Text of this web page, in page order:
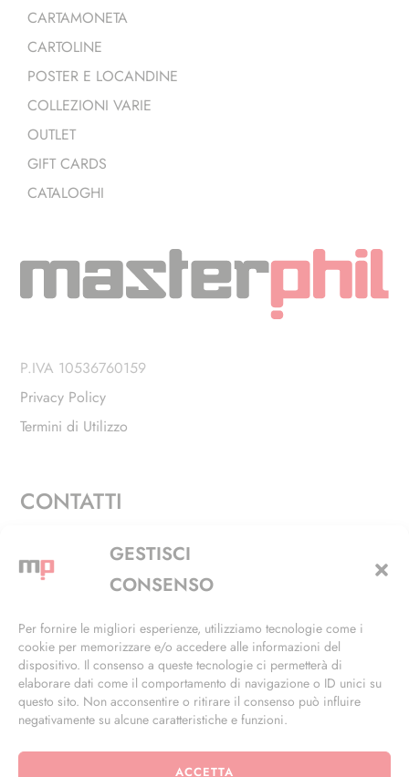
GESTISCI
CONSENSO
Per fornire le migliori esperienze, utilizziamo tecnologie come i
cookie per memorizzare e/o accedere alle informazioni del
dispositivo. Il consenso a queste tecnologie ci permetterà di
elaborare dati come il comportamento di navigazione o ID unici su
questo sito. Non acconsentire o ritirare il consenso può influire
negativamente su alcune caratteristiche e funzioni.
ACCETTA
CARTAMONETA
CARTOLINE
POSTER E LOCANDINE
COLLEZIONI VARIE
OUTLET
GIFT CARDS
CATALOGHI
P.IVA 10536760159
Privacy Policy
Termini di Utilizzo
CONTATTI
Via Alfieri, 27 - Trezzano Sul Naviglio (MI)
+39 02 4846 3155
info@masterphil.it